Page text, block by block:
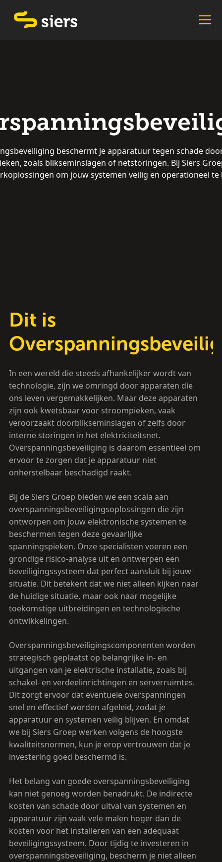
beschermt je apparatuur tegen schade
zoals blikseminslagen of netstoringen. Bij Siers
om jouw systemen veilig en operationeel te
Dit is
In een wereld die steeds afhankelijker wordt van
technologie, zijn we omringd door apparaten die
ons leven vergemakkelijken. Maar deze apparaten
zijn ook kwetsbaar voor stroompieken, vaak
veroorzaakt doorblikseminslagen of zelfs door
interne storingen in het elektriciteitsnet.
Overspanningsbeveiliging is daarom essentieel om
ervoor te zorgen dat je apparatuur niet
onherstelbaar beschadigd raakt.
Bij de Siers Groep bieden we een scala aan
overspanningsbeveiligingsoplossingen die zijn
ontworpen om jouw elektronische systemen te
beschermen tegen deze gevaarlijke
spanningspieken. Onze specialisten voeren een
grondige risico-analyse uit en ontwerpen een
beveiligingssysteem dat perfect aansluit bij jouw
situatie. Dit betekent dat we niet alleen kijken naar
de huidige situatie, maar ook naar mogelijke
toekomstige uitbreidingen en technologische
ontwikkelingen.
Overspanningsbeveiligingscomponenten worden
strategisch geplaatst op belangrijke in- en
uitgangen van je elektrische installatie, zoals bij
schakel- en verdeelinrichtingen en serverruimtes.
Dit zorgt ervoor dat eventuele overspanningen
snel en effectief worden afgeleid, zodat je
apparatuur en systemen veilig blijven. En omdat
we bij Siers Groep werken volgens de hoogste
kwaliteitsnormen, kun je erop vertrouwen dat je
investering goed beschermd is.
Het belang van goede overspanningsbeveiliging
kan niet genoeg worden benadrukt. De indirecte
kosten van schade door uitval van systemen en
apparatuur zijn vaak vele malen hoger dan de
kosten voor het installeren van een adequaat
beveiligingssysteem. Door tijdig te investeren in
overspanningsbeveiliging, bescherm je niet alleen